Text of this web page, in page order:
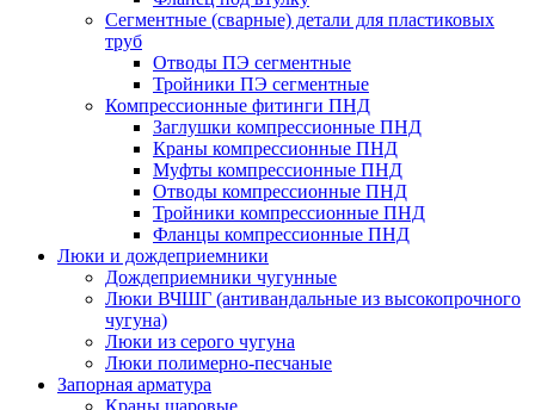
Сегментные (сварные) детали для пластиковых
труб
Отводы ПЭ сегментные
Тройники ПЭ сегментные
Компрессионные фитинги ПНД
Заглушки компрессионные ПНД
Краны компрессионные ПНД
Муфты компрессионные ПНД
Отводы компрессионные ПНД
Тройники компрессионные ПНД
Фланцы компрессионные ПНД
Люки и дождеприемники
Дождеприемники чугунные
Люки ВЧШГ (антивандальные из высокопрочного
чугуна)
Люки из серого чугуна
Люки полимерно-песчаные
Запорная арматура
Краны шаровые